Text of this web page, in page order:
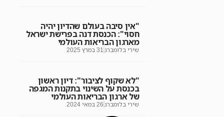
"אין סיבה בעולם שהדיון יהיה
חסוי": הכנסת דנה בפרישת ישראל
מארגון הבריאות העולמי
שירי בלומברג31 במרץ 2025
"לא שקוף לציבור": דיון ראשון
בכנסת על השינוי בתקנות המגפה
של ארגון הבריאות העולמי
שירי בלומברג26 במאי 2024